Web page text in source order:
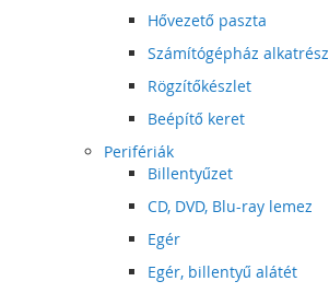
Hővezető paszta
Számítógépház alkatrész
Rögzítőkészlet
Beépítő keret
Perifériák
Billentyűzet
CD, DVD, Blu-ray lemez
Egér
Egér, billentyű alátét